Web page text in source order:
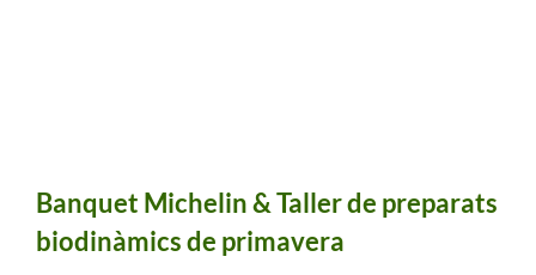
Banquet Michelin & Taller de preparats
biodinàmics de primavera